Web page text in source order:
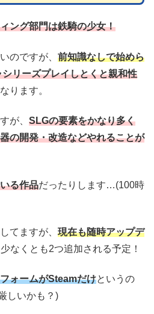
ング部門は鉄騎の少女！
のですが、 前知識なしで始めら
リーズプレイしとくと親和性
ります。
が、 SLGの要素をかなり多く
の開発・改造などやれることが
る作品だったりします…(100時
てますが、 現在も随時アップデ
なくとも2つ追加される予定！
ォームがSteamだけというの
しいかも？)